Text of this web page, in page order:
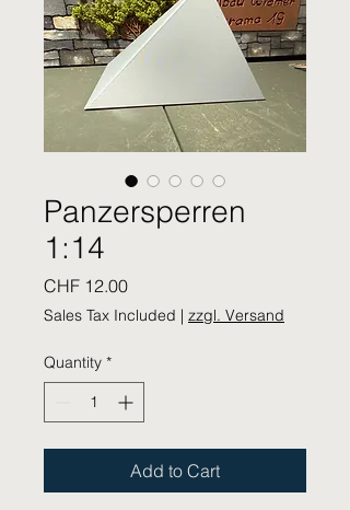
Panzersperren
1:14
CHF 12.00Price
Sales Tax Included | zzgl. Versand
Quantity *
Add to Cart